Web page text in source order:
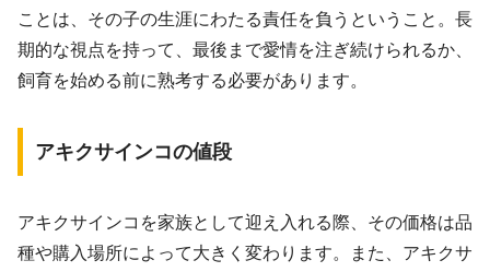
ことは、その子の生涯にわたる責任を負うということ。長
期的な視点を持って、最後まで愛情を注ぎ続けられるか、
飼育を始める前に熟考する必要があります。
アキクサインコの値段
アキクサインコを家族として迎え入れる際、その価格は品
種や購入場所によって大きく変わります。また、アキクサ